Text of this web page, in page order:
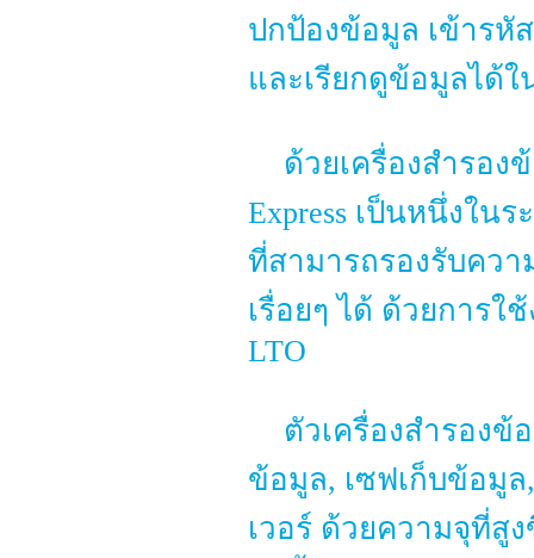
ปกป้องข้อมูล เข้ารหั
และเรียกดูข้อมูลได้ใ
ด้วยเครื่องสำรองข้
Express เป็นหนึ่งใน
ที่สามารถรองรับคว
เรื่อยๆ ได้ ด้วยการใ
LTO
ตัวเครื่องสำรองข้
ข้อมูล, เซฟเก็บข้อมู
เวอร์ ด้วยความจุที่สู